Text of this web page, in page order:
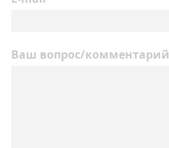
Ваш вопрос/комментарий